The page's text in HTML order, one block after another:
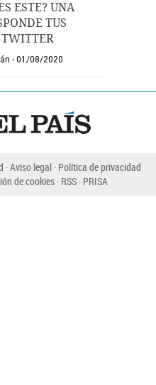
ESTE? UNA
TUS
01/08/2020
Aviso legal Política de privacidad
de cookies RSS PRISA